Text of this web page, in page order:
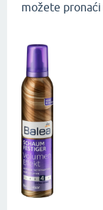
možete pronaći